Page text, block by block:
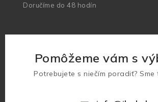
Doručíme do 48 hodín
Pomôžeme vám s
Potrebujete s niečím poradiť? Sme